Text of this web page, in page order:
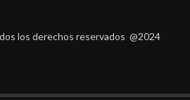
los derechos reservados @2024